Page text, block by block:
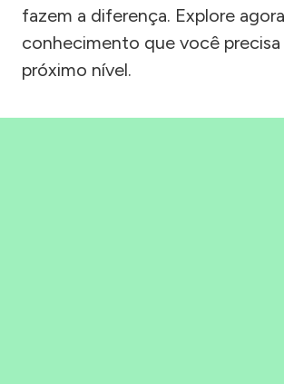
fazem a diferença. Explore
conhecimento que você precisa
próximo nível.